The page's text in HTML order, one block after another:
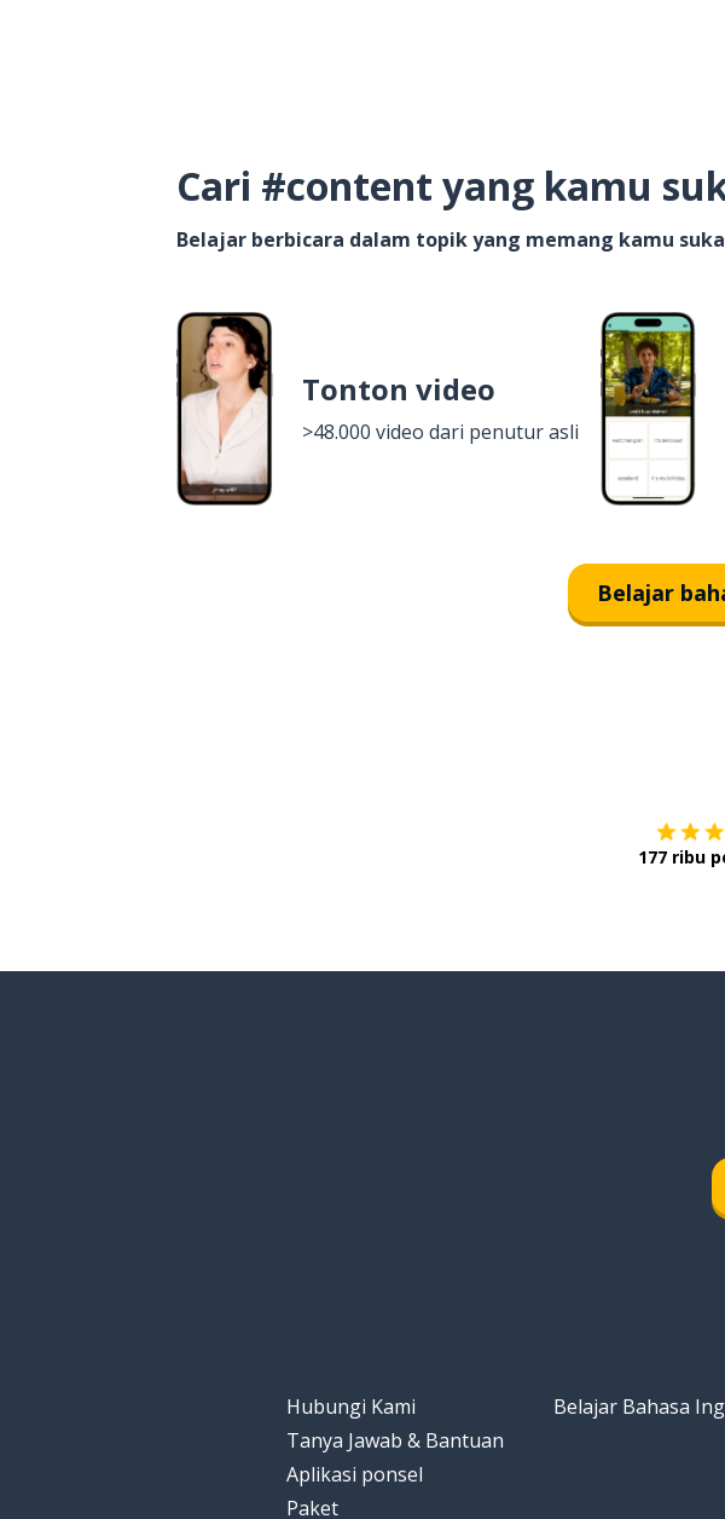
Cari #content yang kamu
Belajar berbicara dalam topik yang memang kamu
Tonton video
>48.000 video dari penutur asli
Belajar
177 ribu
Hubungi Kami
Tanya Jawab & Bantuan
Aplikasi ponsel
Paket
Belajar Bahasa